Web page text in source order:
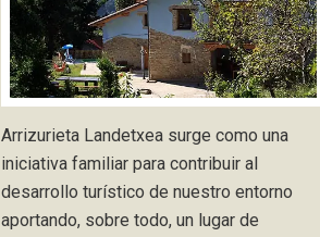
Arrizurieta Landetxea surge como una
iniciativa familiar para contribuir al
desarrollo turístico de nuestro entorno
aportando, sobre todo, un lugar de